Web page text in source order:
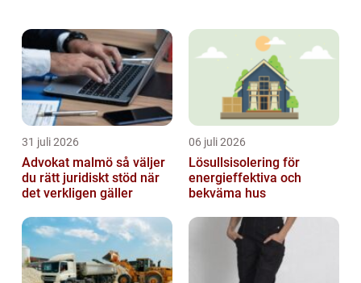
Digital affärsutveckling: Framtide...
31 juli 2026
Advokat malmö så väljer
du rätt juridiskt stöd när
det verkligen gäller
06 juli 2026
Lösullsisolering för
energieffektiva och
bekväma hus